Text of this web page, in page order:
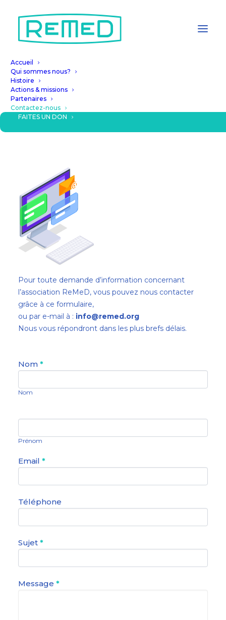
Accueil
Qui sommes nous?
Histoire
Actions & missions
Partenaires
Contactez-nous
FAITES UN DON
Pour toute demande d’information concernant
l’association ReMeD, vous pouvez nous contacter
grâce à ce formulaire,
ou par e-mail à : info@remed.org
Nous vous répondront dans les plus brefs délais.
Us
Nom *
Nom
Prénom
Email *
Téléphone
Sujet *
Message *